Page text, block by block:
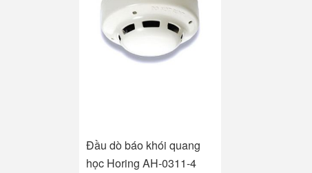
Đầu dò báo khói quang
học Horing AH-0311-4